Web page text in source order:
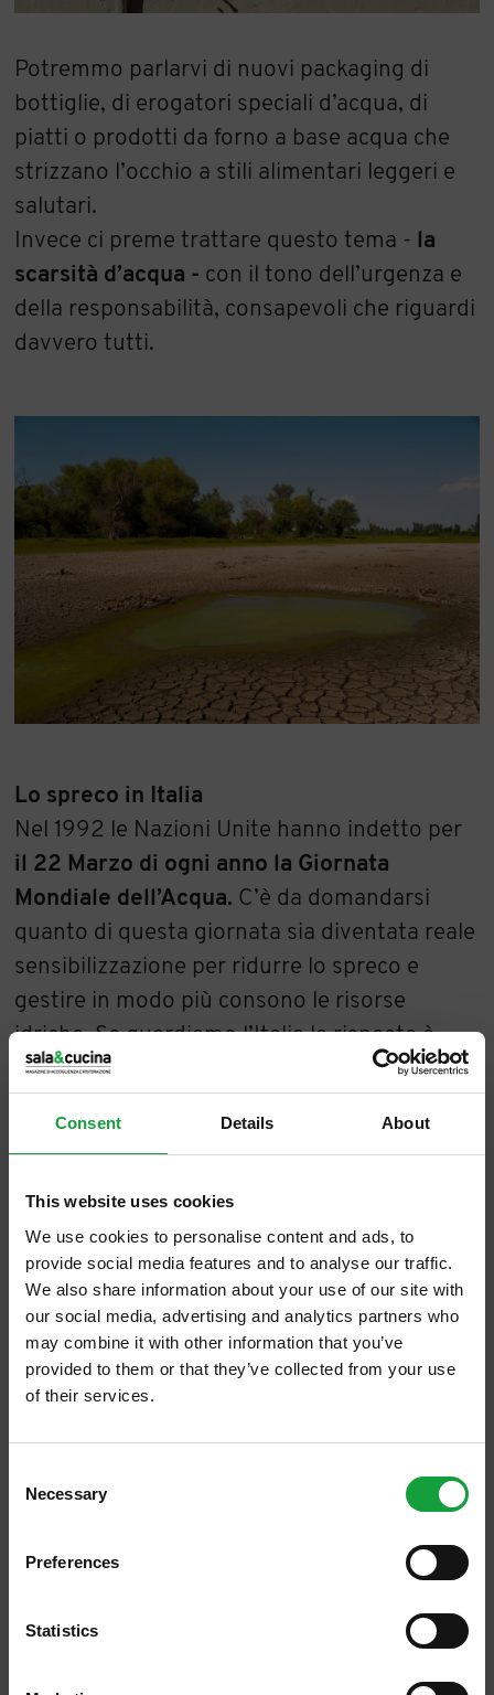
Consent Details About
This website uses cookies
We use cookies to personalise content and ads, to
provide social media features and to analyse our traffic.
We also share information about your use of our site with
our social media, advertising and analytics partners who
may combine it with other information that you’ve
provided to them or that they’ve collected from your use
of their services.
Selection
Necessary
Preferences
Statistics
Potremmo parlarvi di nuovi packaging di
bottiglie, di erogatori speciali d’acqua, di
piatti o prodotti da forno a base acqua che
strizzano l’occhio a stili alimentari leggeri e
salutari.
Invece ci preme trattare questo tema -
la
scarsità d’acqua - con il tono dell’urgenza e
della responsabilità, consapevoli che riguardi
davvero tutti.
Lo spreco in Italia
Nel 1992 le Nazioni Unite hanno indetto per
il 22 Marzo di ogni anno la Giornata
Mondiale dell’Acqua. C’è da domandarsi
quanto di questa giornata sia diventata reale
sensibilizzazione per ridurre lo spreco e
gestire in modo più consono le risorse
idriche. Se guardiamo l’Italia la risposta è
piuttosto evidente:
è servita a poco o nulla.
spingono ad agire. Vedere il Po ai minimi
storici già nei primi mesi dell’anno, i terreni
crepati e secchi a metà marzo, o le autobotti
che raggiungono alcuni comuni per garantire
l’acqua potabile, e leggereche tre milioni di
italiani rischiano il razionamento,dovrebbe
drastiche, sul fronte individuale e collettivo.
Per non parlare della situazione dei ghiacciai.
L’Italia è fortunata, è tra i Paesi con più
risorse idriche. Ma l’abbondanza spessofa
Ne sprechiamo infatti tanta, tantissima.
ISCRIVITI ALLA NEWSLETTER
Resta aggiornato su tutte le ultime novita nel campo